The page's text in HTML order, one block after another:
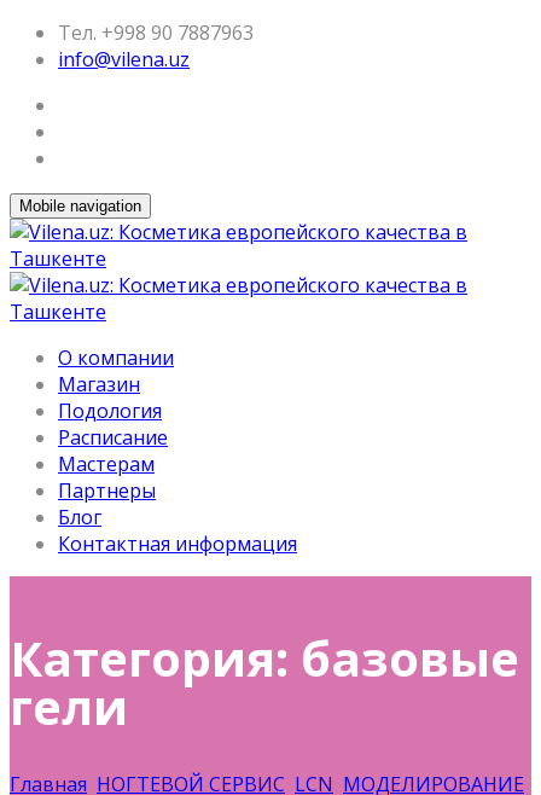
Тел. +998 90 7887963
info@vilena.uz
Mobile navigation
О компании
Магазин
Подология
Расписание
Мастерам
Партнеры
Блог
Контактная информация
Категория: базовые
гели
Главная НОГТЕВОЙ СЕРВИС LCN МОДЕЛИРОВАНИЕ